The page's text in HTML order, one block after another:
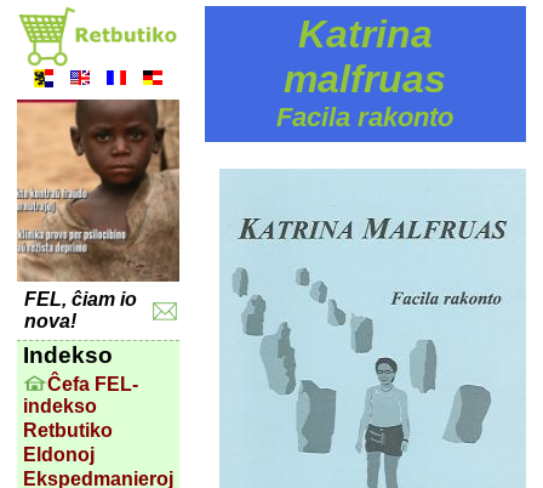
FEL, ĉiam io
nova!
Indekso
Ĉefa FEL-
indekso
Retbutiko
Eldonoj
Ekspedmanieroj
Katrina
malfruas
Facila rakonto